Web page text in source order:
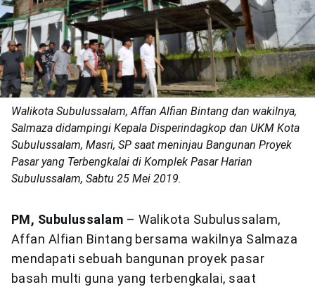
Walikota Subulussalam, Affan Alfian Bintang dan wakilnya,
Salmaza didampingi Kepala Disperindagkop dan UKM Kota
Subulussalam, Masri, SP saat meninjau Bangunan Proyek
Pasar yang Terbengkalai di Komplek Pasar Harian
Subulussalam, Sabtu 25 Mei 2019.
PM, Subulussalam – Walikota Subulussalam,
Affan Alfian Bintang bersama wakilnya Salmaza
mendapati sebuah bangunan proyek pasar
basah multi guna yang terbengkalai, saat